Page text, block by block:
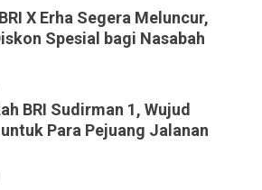
X Erha Segera Meluncur,
Spesial bagi Nasabah
BRI Sudirman 1, Wujud
Para Pejuang Jalanan